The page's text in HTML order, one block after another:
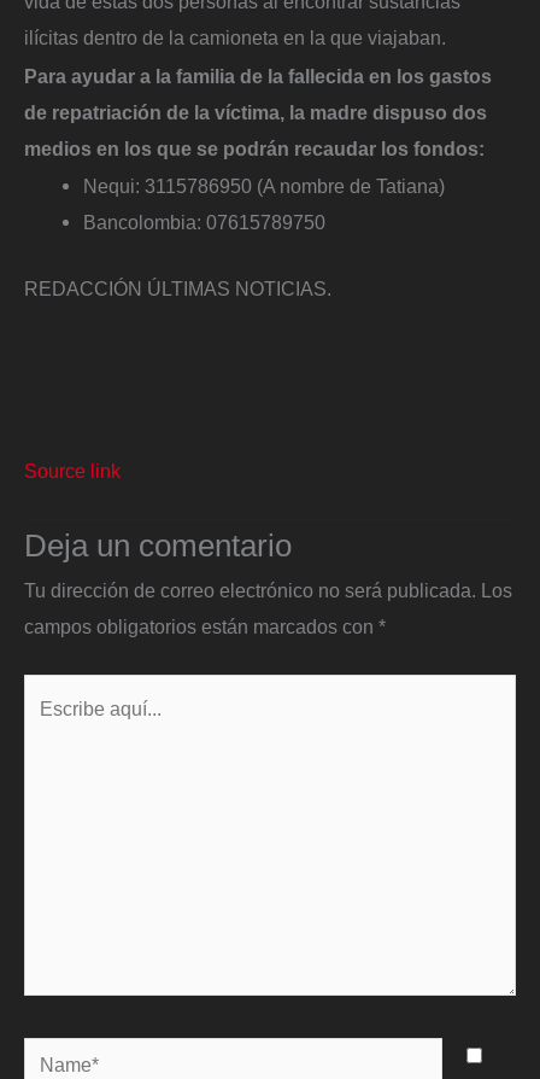
ilícitas dentro de la camioneta en la que viajaban.
Para ayudar a la familia de la fallecida en los gastos
de repatriación de la víctima, la madre dispuso dos
medios en los que se podrán recaudar los fondos:
Nequi: 3115786950 (A nombre de Tatiana)
Bancolombia: 07615789750
REDACCIÓN ÚLTIMAS NOTICIAS.
Source link
Deja un comentario
Tu dirección de correo electrónico no será publicada. Los
campos obligatorios están marcados con *
Name*